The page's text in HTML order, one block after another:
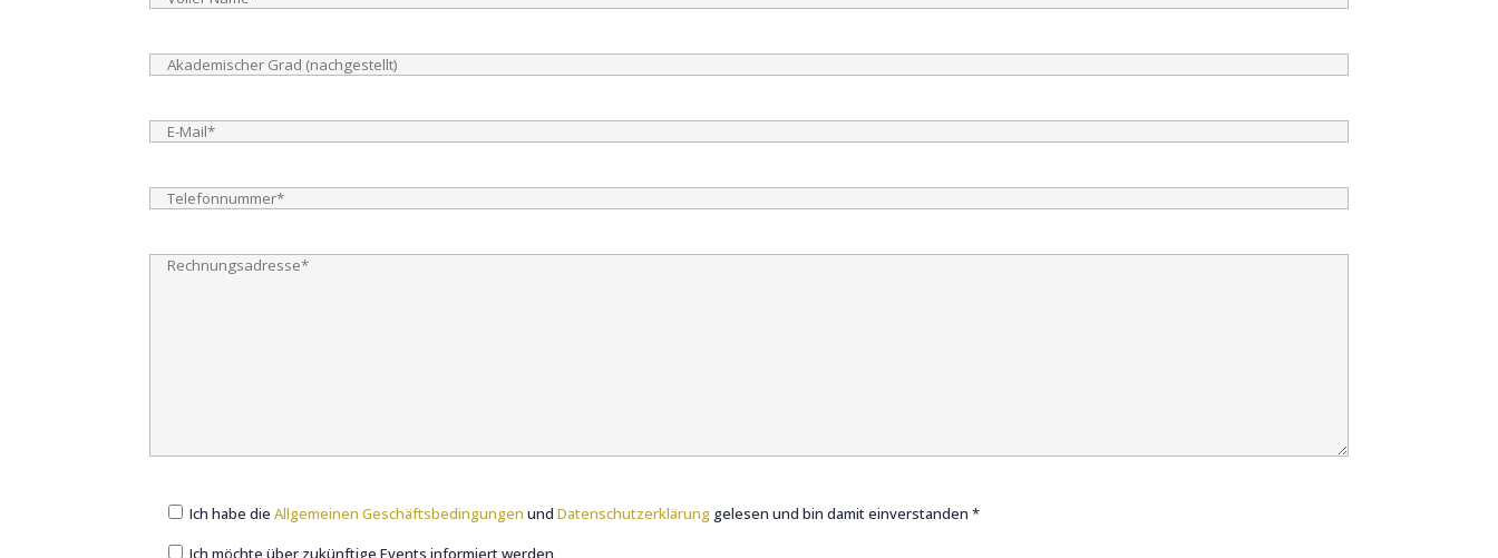
Ich habe dieAllgemeinen Geschäftsbedingungen undDatenschutzerklärung gelesen und bin damit einverstanden *
Ich möchte über zukünftige Events informiert werden